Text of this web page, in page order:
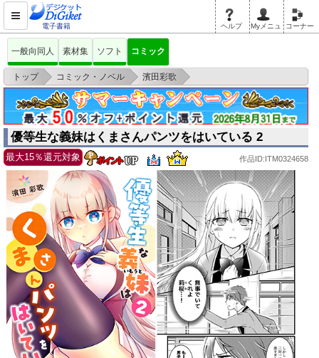
電子書籍 ヘルプ Myメニュ コーナー
一般向同人 素材集 ソフト コミック
トップ > コミック・ノベル > 濱田彩歌
>
優等生な義妹はくまさんパンツをはいている 2
優等生な義妹はくまさんパンツをはいている 2
最大15％還元対象 作品ID:ITM0324658